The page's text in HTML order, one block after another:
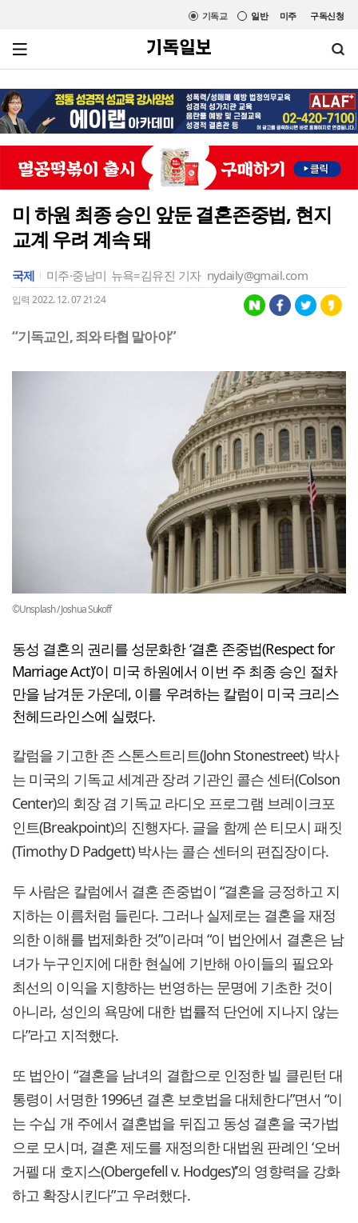
미주 구독신청
일반
기독교
미 하원 최종 승인 앞둔 결혼존중법, 현지
교계 우려 계속 돼
국제 미주·중남미 뉴욕=김유진 기자 nydaily@gmail.com
입력 2022. 12. 07 21:24
“기독교인, 죄와 타협 말아야”
©Unsplash / Joshua Sukoff
동성 결혼의 권리를 성문화한 ‘결혼 존중법(Respect for
Marriage Act)’이 미국 하원에서 이번 주 최종 승인 절차
만을 남겨둔 가운데, 이를 우려하는 칼럼이 미국 크리스
천헤드라인스에 실렸다.
칼럼을 기고한 존 스톤스트리트(John Stonestreet) 박사
는 미국의 기독교 세계관 장려 기관인 콜슨 센터(Colson
Center)의 회장 겸 기독교 라디오 프로그램 브레이크포
인트(Breakpoint)의 진행자다. 글을 함께 쓴 티모시 패짓
(Timothy D Padgett) 박사는 콜슨 센터의 편집장이다.
두 사람은 칼럼에서 결혼 존중법이 “결혼을 긍정하고 지
지하는 이름처럼 들린다. 그러나 실제로는 결혼을 재정
의한 이해를 법제화한 것”이라며 “이 법안에서 결혼은 남
녀가 누구인지에 대한 현실에 기반해 아이들의 필요와
최선의 이익을 지향하는 번영하는 문명에 기초한 것이
아니라, 성인의 욕망에 대한 법률적 단언에 지나지 않는
다”라고 지적했다.
또 법안이 “결혼을 남녀의 결합으로 인정한 빌 클린턴 대
통령이 서명한 1996년 결혼 보호법을 대체한다”면서 “이
는 수십 개 주에서 결혼법을 뒤집고 동성 결혼을 국가법
으로 모시며, 결혼 제도를 재정의한 대법원 판례인 ‘오버
거펠 대 호지스(Obergefell v. Hodges)’’의 영향력을 강화
하고 확장시킨다”고 우려했다.